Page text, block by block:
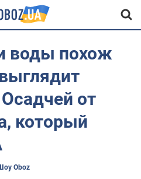
воды похож
от
который
Oboz